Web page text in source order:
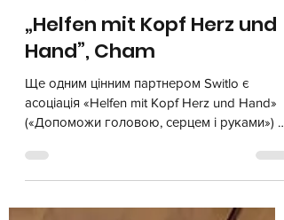
Наші донори
„Helfen mit Kopf Herz und
Hand”, Cham
Ще одним цінним партнером Switlo є
асоціація «Helfen mit Kopf Herz und Hand»